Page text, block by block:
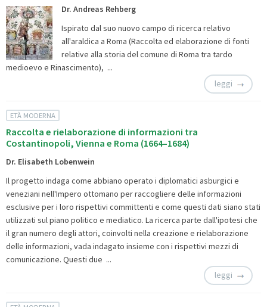
Dr. Andreas Rehberg
Ispirato dal suo nuovo campo di ricerca relativo
all'araldica a Roma (Raccolta ed elaborazione di fonti
relative alla storia del comune di Roma tra tardo
medioevo e Rinascimento), ...
leggi
ETÀ MODERNA
Raccolta e rielaborazione di informazioni tra
Costantinopoli, Vienna e Roma (1664–1684)
Dr. Elisabeth Lobenwein
Il progetto indaga come abbiano operato i diplomatici asburgici e
veneziani nell'Impero ottomano per raccogliere delle informazioni
esclusive per i loro rispettivi committenti e come questi dati siano stati
utilizzati sul piano politico e mediatico. La ricerca parte dall'ipotesi che
il gran numero degli attori, coinvolti nella creazione e rielaborazione
delle informazioni, vada indagato insieme con i rispettivi mezzi di
comunicazione. Questi due ...
leggi